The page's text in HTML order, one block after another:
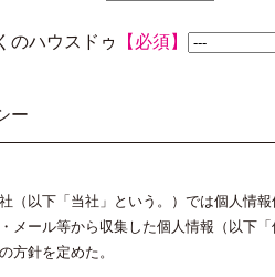
のハウスドゥ 【必須】
ー
（以下「当社」という。）では個人情
メール等から収集した個人情報（以下
方針を定めた。